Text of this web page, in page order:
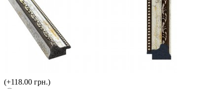
(+118.00 грн.)